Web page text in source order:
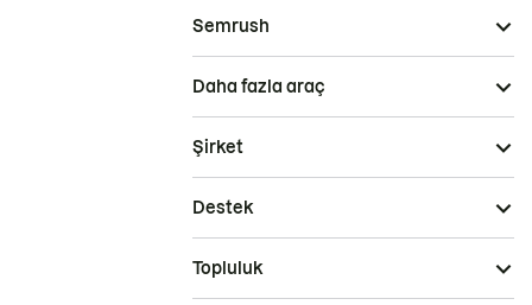
Semrush
Daha fazla araç
Şirket
Destek
Topluluk